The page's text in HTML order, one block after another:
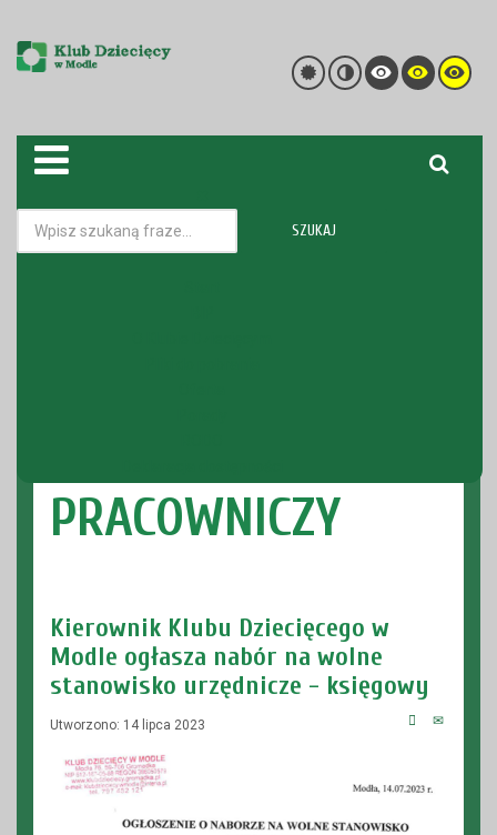
SZUKAJ
Kadra Nabór pracowniczy
PRACOWNICZY
Kierownik Klubu Dziecięcego w
Modle ogłasza nabór na wolne
stanowisko urzędnicze - księgowy
Utworzono: 14 lipca 2023